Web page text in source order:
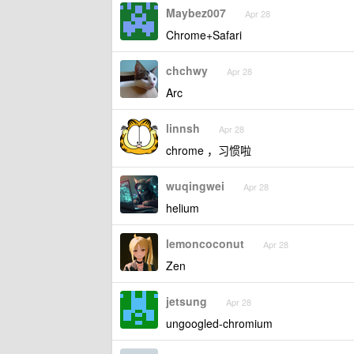
Maybez007 Apr 28
Chrome+Safari
chchwy Apr 28
Arc
linnsh Apr 28
chrome ，习惯啦
wuqingwei Apr 28
helium
lemoncoconut Apr 28
Zen
jetsung Apr 28
ungoogled-chromium